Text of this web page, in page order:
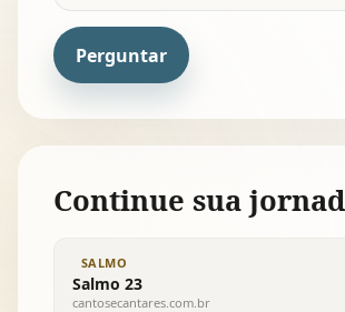
Perguntar
Continue sua
SALMO
Salmo 23
cantosecantares.com.br